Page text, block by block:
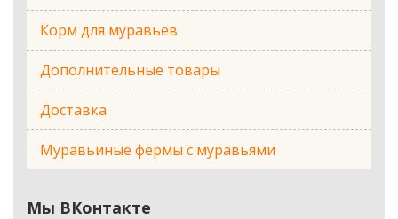
Корм для муравьев
Дополнительные товары
Доставка
Муравьиные фермы с муравьями
Мы ВКонтакте